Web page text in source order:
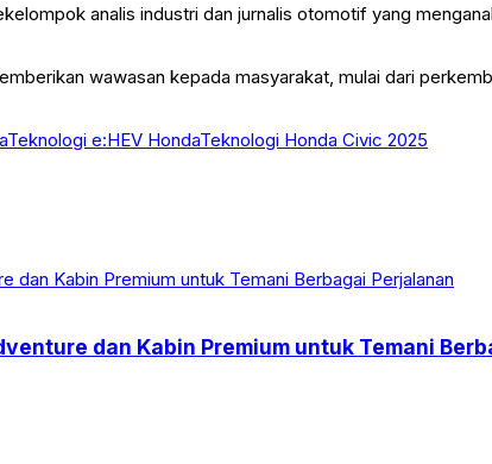
analis industri dan jurnalis otomotif yang
wawasan kepada masyarakat, mulai dari
Teknologi e:HEV HondaTeknologi Honda Civic 2025
dan Kabin Premium untuk Temani